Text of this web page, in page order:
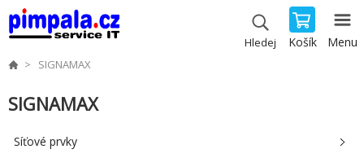
Hledej Košík Menu
SIGNAMAX
SIGNAMAX
Síťové prvky